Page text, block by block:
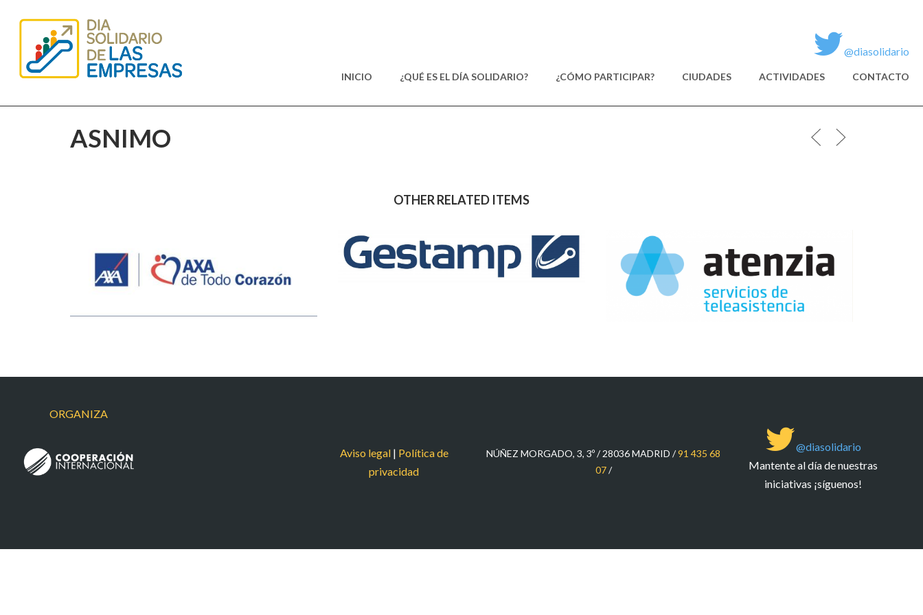
INICIO ¿QUÉ ES EL DÍA SOLIDARIO? ¿CÓMO PARTICIPAR? CIUDADES ACTIVIDADES CONTACTO
@diasolidario
ASNIMO
OTHER RELATED ITEMS
AXA
GESTAMP
ATENZIA
ORGANIZA
Aviso legal| Política de
privacidad
NÚÑEZ MORGADO, 3, 3º / 28036 MADRID /91 435 68
07/
@diasolidario
Mantente al día de nuestras
iniciativas ¡síguenos!